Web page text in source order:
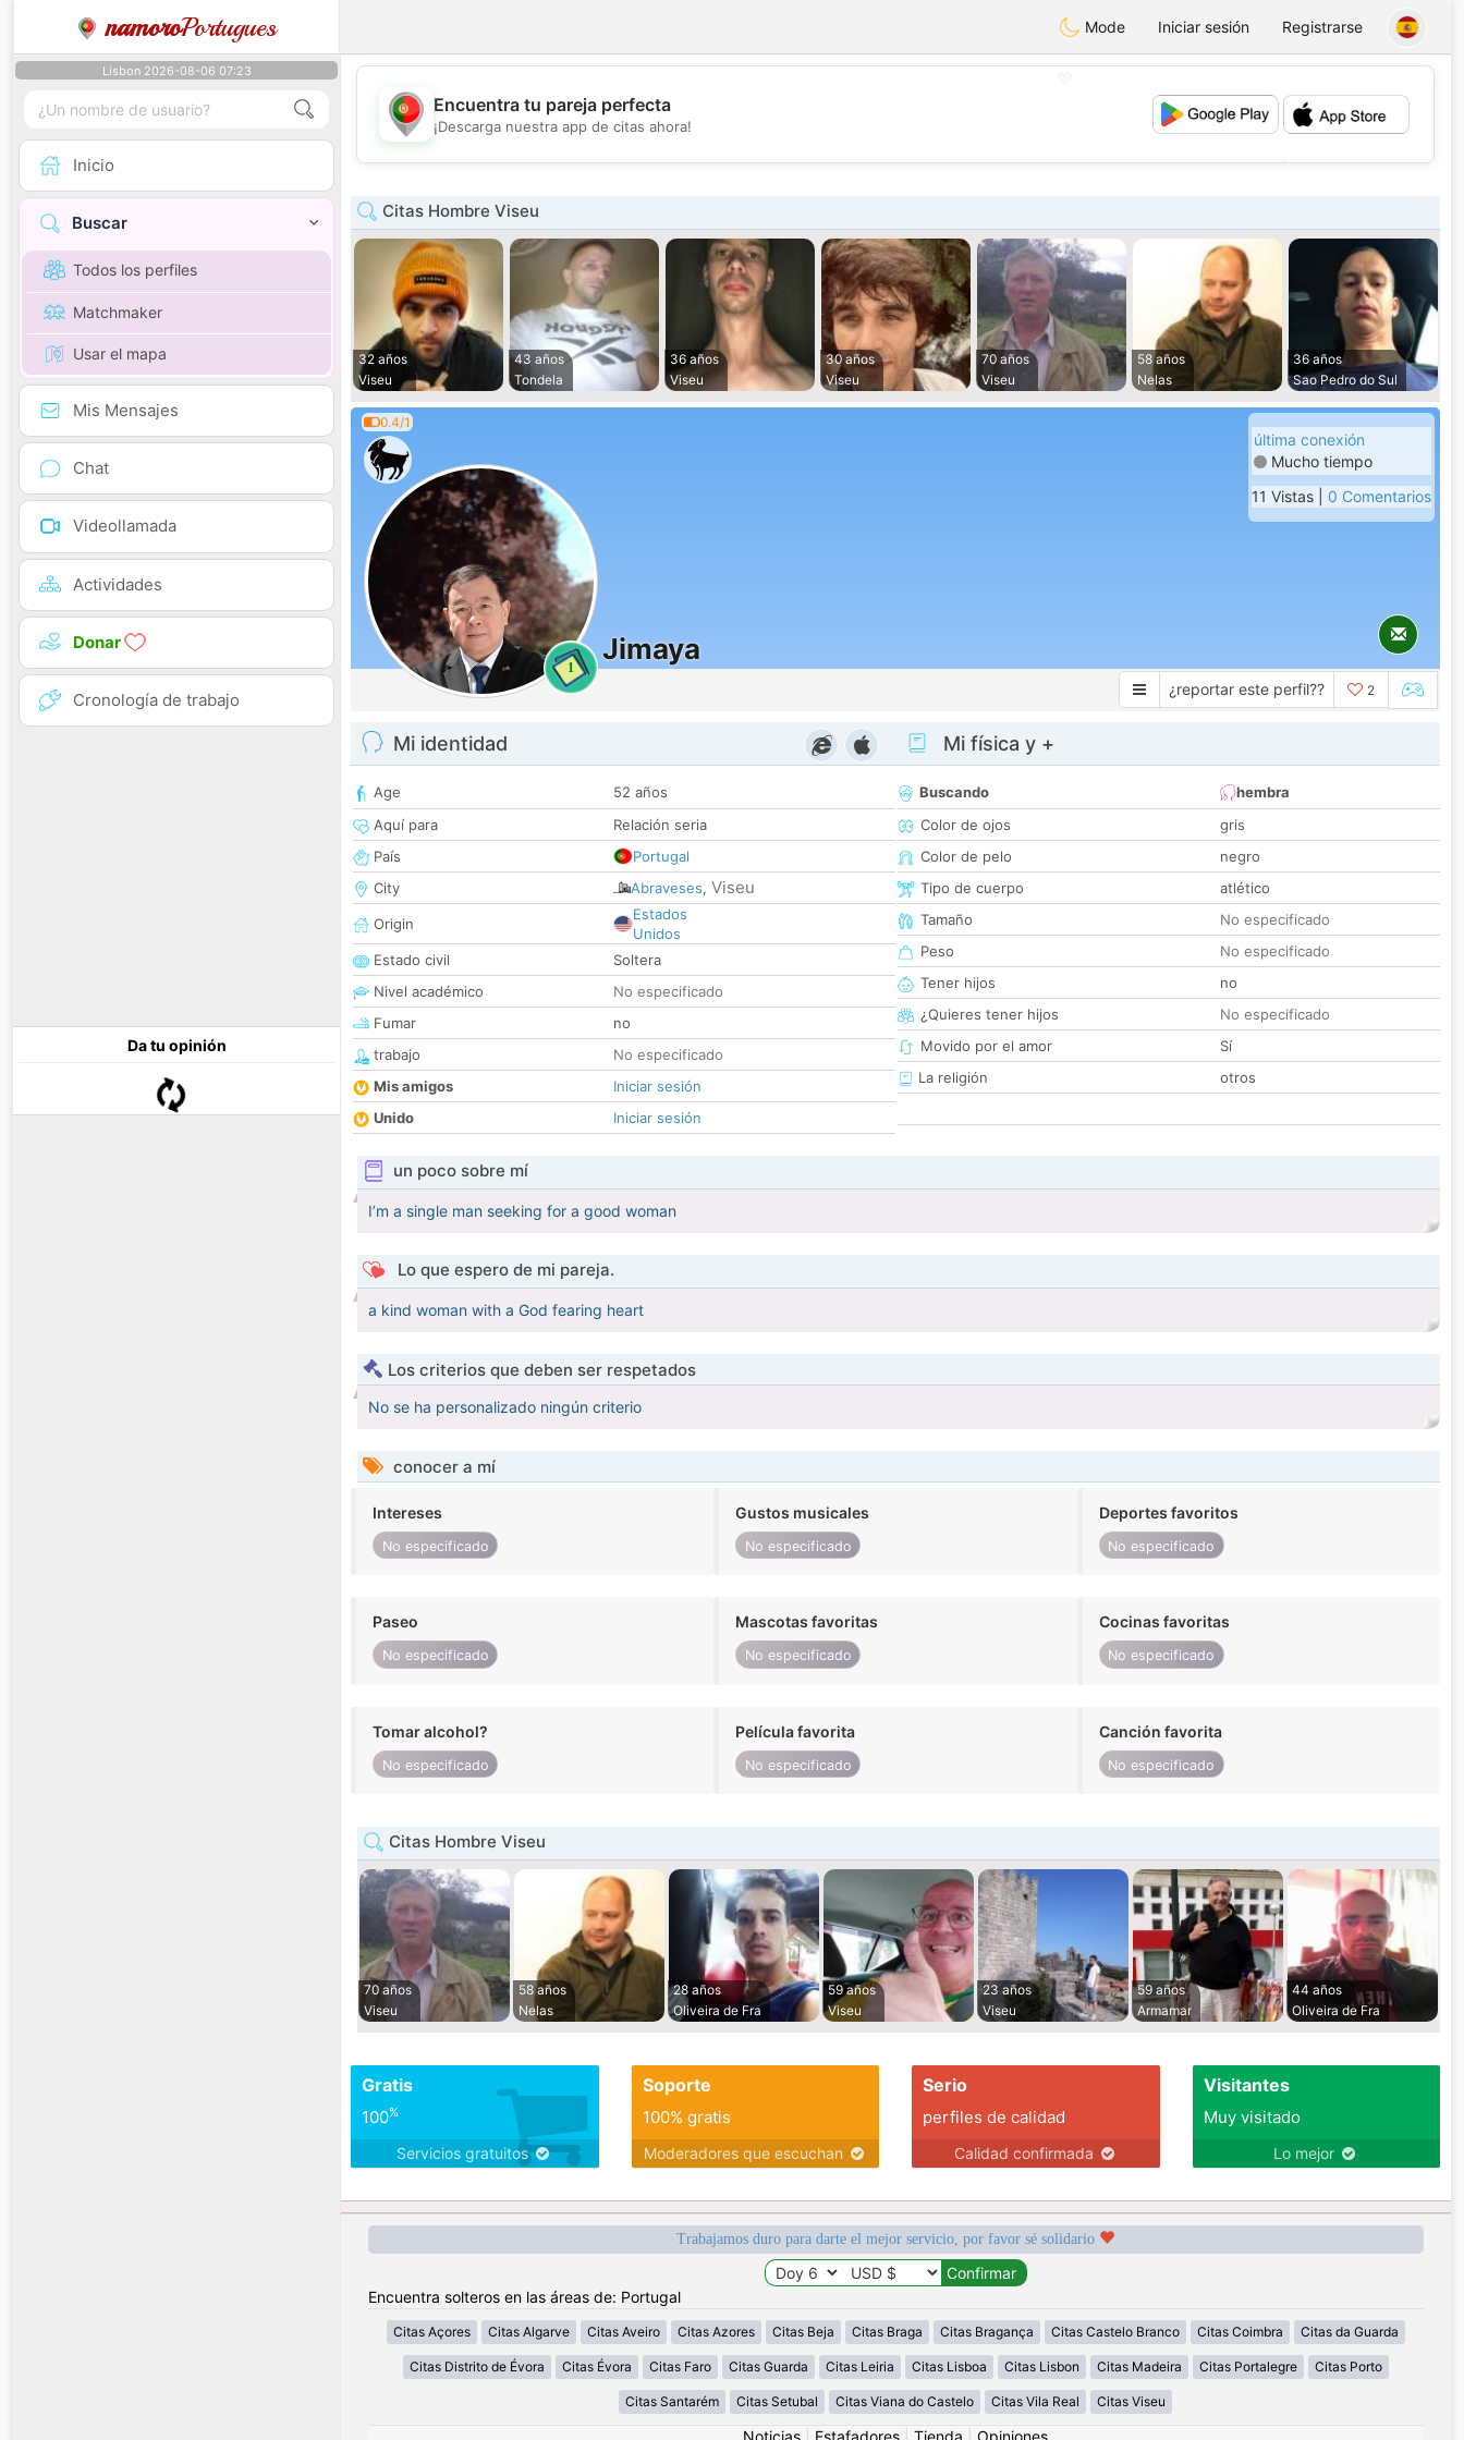
namoroPortugues Mode Iniciar sesión Registrarse
Lisbon 2026-08-06 07:23
Inicio
Buscar
Todos los perfiles
Matchmaker
Usar el mapa
Mis Mensajes
Chat
Videollamada
Actividades
Donar
Cronología de trabajo
Da tu opinión
💕
Encuentra tu pareja perfecta
¡Descarga nuestra app de citas ahora!
Citas Hombre Viseu
32 años
Viseu
43 años
Tondela
36 años
Viseu
30 años
Viseu
70 años
Viseu
58 años
Nelas
36 años
Sao Pedro do Sul
0.4/1
1
Jimaya
última conexión
Mucho tiempo
11 Vistas | 0 Comentarios
¿reportar este perfil?? 2
Mi identidad
Age
52 años
Aquí para
Relación seria
País
Portugal
City
Abraveses, Viseu
Origin
Estados
Unidos
Estado civil
Soltera
Nivel académico
No especificado
Fumar
no
trabajo
No especificado
Mis amigos
Iniciar sesión
Unido
Iniciar sesión
Mi física y +
Buscando
hembra
Color de ojos
gris
Color de pelo
negro
Tipo de cuerpo
atlético
Tamaño
No especificado
Peso
No especificado
Tener hijos
no
¿Quieres tener hijos
No especificado
Movido por el amor
Sí
La religión
otros
un poco sobre mí
I’m a single man seeking for a good woman
Lo que espero de mi pareja.
a kind woman with a God fearing heart
Los criterios que deben ser respetados
No se ha personalizado ningún criterio
conocer a mí
Intereses
No especificado
Gustos musicales
No especificado
Deportes favoritos
No especificado
Paseo
No especificado
Mascotas favoritas
No especificado
Cocinas favoritas
No especificado
Tomar alcohol?
No especificado
Película favorita
No especificado
Canción favorita
No especificado
Citas Hombre Viseu
70 años
Viseu
58 años
Nelas
28 años
Oliveira de Fra
59 años
Viseu
23 años
Viseu
59 años
Armamar
44 años
Oliveira de Fra
Gratis
100%
Servicios gratuitos
Soporte
100% gratis
Moderadores que escuchan
Serio
perfiles de calidad
Calidad confirmada
Visitantes
Muy visitado
Lo mejor
Trabajamos duro para darte el mejor servicio, por favor sé solidario
Encuentra solteros en las áreas de: Portugal
Citas Açores Citas Algarve Citas Aveiro Citas Azores Citas Beja Citas Braga Citas Bragança Citas Castelo Branco Citas Coimbra Citas da Guarda
Citas Distrito de Évora Citas Évora Citas Faro Citas Guarda Citas Leiria Citas Lisboa Citas Lisbon Citas Madeira Citas Portalegre Citas Porto
Citas Santarém Citas Setubal Citas Viana do Castelo Citas Vila Real Citas Viseu
Noticias Estafadores Tienda Opiniones